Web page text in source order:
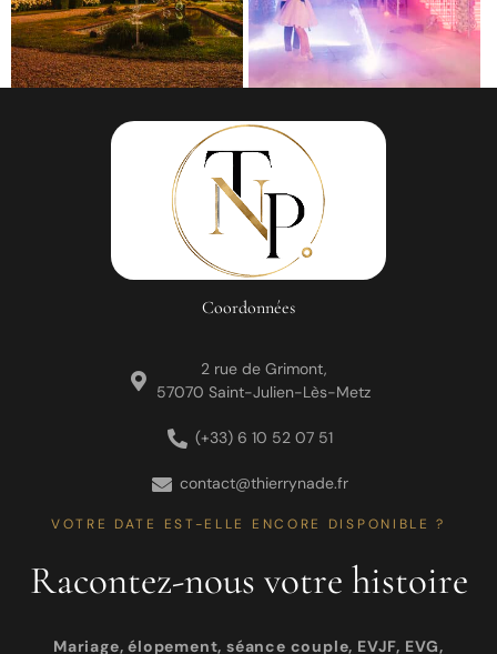
Coordonnées
2 rue de Grimont,
57070 Saint-Julien-Lès-Metz
(+33) 6 10 52 07 51
contact@thierrynade.fr
VOTRE DATE EST-ELLE ENCORE DISPONIBLE ?
Racontez-nous votre histoire
Mariage, élopement, séance couple, EVJF, EVG,